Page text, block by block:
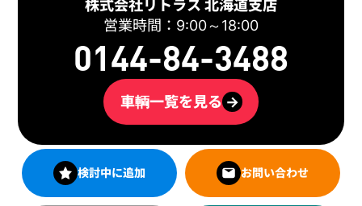
株式会社リトラス 北海道支店
営業時間：9:00～18:00
0144-84-3488
車輌一覧を見る →
検討中に追加 お問い合わせ